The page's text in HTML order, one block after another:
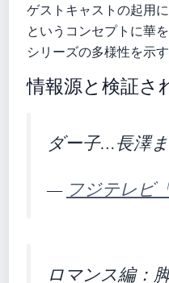
ゲストキャストの起用
というコンセプトに華
シリーズの多様性を示
情報源と検証さ
ダー子…長澤
— フジテレビ
ロマンス編：